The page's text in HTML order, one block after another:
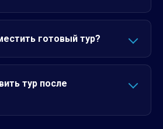
готовый тур?
тур после